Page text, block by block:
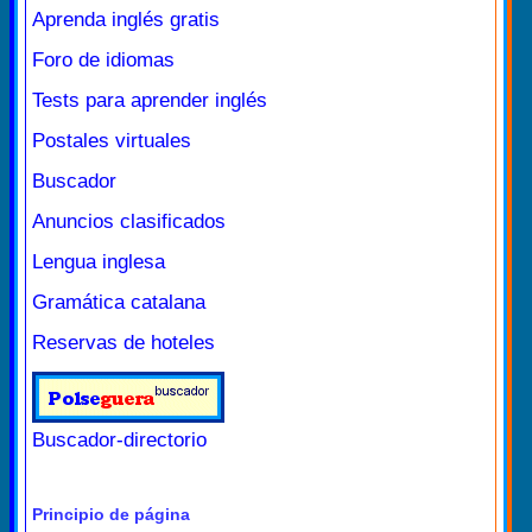
Aprenda inglés gratis
Foro de idiomas
Tests para aprender inglés
Postales virtuales
Buscador
Anuncios clasificados
Lengua inglesa
Gramática catalana
Reservas de hoteles
Buscador-directorio
Principio de página